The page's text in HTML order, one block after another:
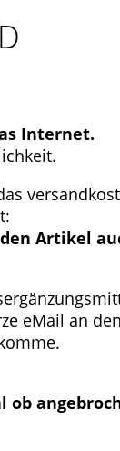
Internet.
Artikel
eMail an